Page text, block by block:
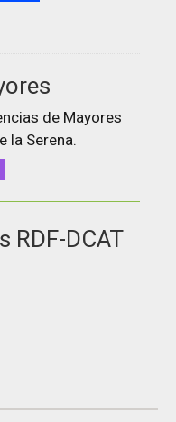
de Mayores
la Serena.
RDF-DCAT